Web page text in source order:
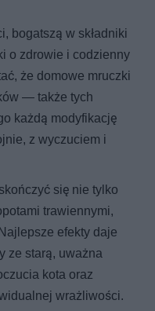
bogatszą w składniki
o zdrowie i codzienny
że domowe mruczki
— także tych
każdą modyfikację
z wyczuciem i
się nie tylko
trawiennymi,
efekty daje
ze starą, uważna
kota oraz
wrażliwości.